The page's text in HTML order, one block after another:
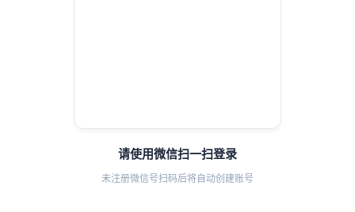
请使用微信扫一扫登录
未注册微信号扫码后将自动创建账号